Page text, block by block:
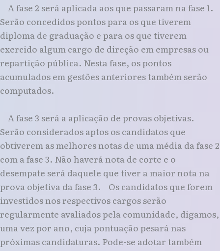
A fase 2 será aplicada aos que passaram na fase 1.
Serão concedidos pontos para os que tiverem
diploma de graduação e para os que tiverem
exercido algum cargo de direção em empresas ou
repartição pública. Nesta fase, os pontos
acumulados em gestões anteriores também serão
computados.
A fase 3 será a aplicação de provas objetivas.
Serão considerados aptos os candidatos que
obtiverem as melhores notas de uma média da fase 2
com a fase 3. Não haverá nota de corte e o
desempate será daquele que tiver a maior nota na
prova objetiva da fase 3. Os candidatos que forem
investidos nos respectivos cargos serão
regularmente avaliados pela comunidade, digamos,
uma vez por ano, cuja pontuação pesará nas
próximas candidaturas. Pode-se adotar também